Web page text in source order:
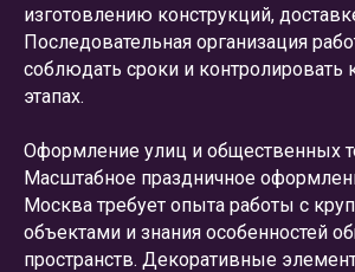
изготовлению конструкций,
Последовательная организация
соблюдать сроки и контролировать
этапах.
Оформление улиц и общественных
Масштабное праздничное
Москва требует опыта работы с
объектами и знания особенностей
пространств. Декоративные